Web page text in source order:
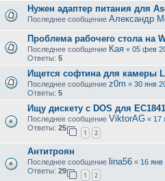
Нужен адаптер питания для
Последнее сообщение Александр
Проблема рабочего стола на
Последнее сообщение Кая « 05 фев
Ответы: 5
Ищется софтина для камеры
Последнее сообщение z0m « 30 янв
Ответы: 5
Ищу дискету с DOS для ЕС1841
Последнее сообщение ViktorAG « 17
Ответы: 25
1 2
Антитроян
Последнее сообщение lina56 « 16 янв
Ответы: 29
1 2